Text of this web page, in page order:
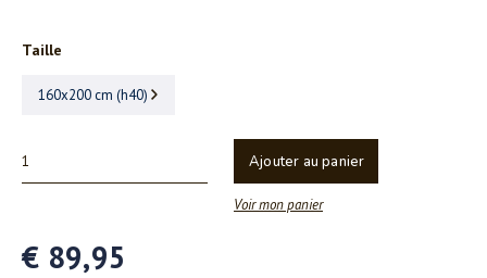
Taille
160x200 cm (h40)
Ajouter au panier
Voir mon panier
€ 89,95